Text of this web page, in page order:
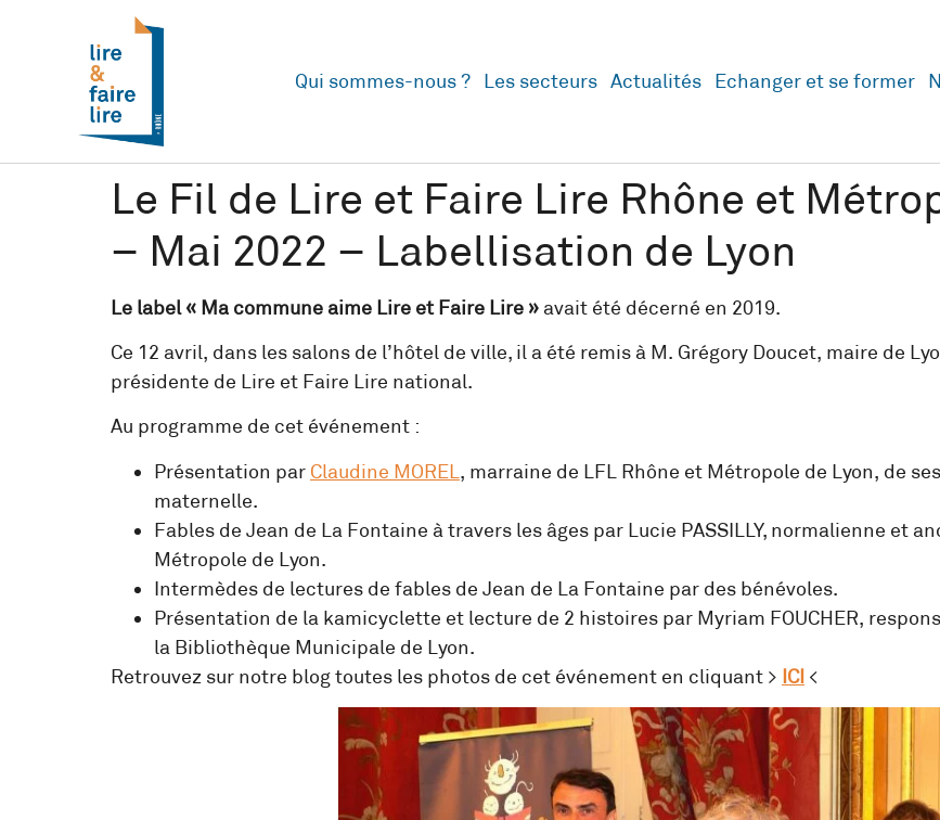
Qui sommes-nous ? Les secteurs Actualités Echanger et se former
Le Fil de Lire et Faire Lire Rhône et
– Mai 2022 – Labellisation de Lyon
Le label « Ma commune aime Lire et Faire Lire » avait été décerné en 2019.
Ce 12 avril, dans les salons de l’hôtel de ville, il a été remis à M. Grégory Doucet, maire de
présidente de Lire et Faire Lire national.
Au programme de cet événement :
Présentation par Claudine MOREL, marraine de LFL Rhône et Métropole de Lyon, de
maternelle.
Fables de Jean de La Fontaine à travers les âges par Lucie PASSILLY, normalienne et
Métropole de Lyon.
Intermèdes de lectures de fables de Jean de La Fontaine par des bénévoles.
Présentation de la kamicyclette et lecture de 2 histoires par Myriam FOUCHER,
la Bibliothèque Municipale de Lyon.
Retrouvez sur notre blog toutes les photos de cet événement en cliquant > ICI <